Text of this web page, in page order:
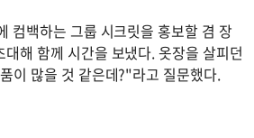
컴백하는 그룹 시크릿을 홍보할 겸 장
해 함께 시간을 보냈다. 옷장을 살피던
이 많을 것 같은데?"라고 질문했다.